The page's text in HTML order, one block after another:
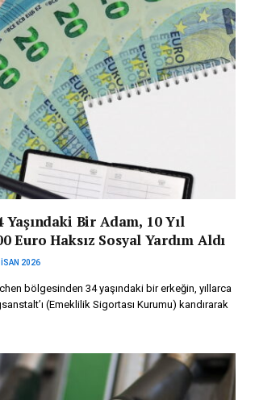
Yaşındaki Bir Adam, 10 Yıl
Euro Haksız Sosyal Yardım Aldı
2026
bölgesinden 34 yaşındaki bir erkeğin, yıllarca
(Emeklilik Sigortası Kurumu) kandırarak